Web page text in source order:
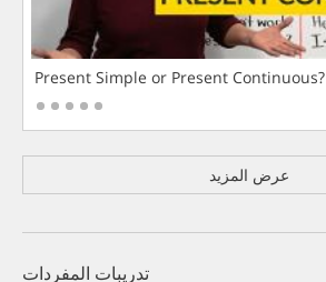
Present Simple or Present Continuous?
عرض المزيد
تدريبات المفردات